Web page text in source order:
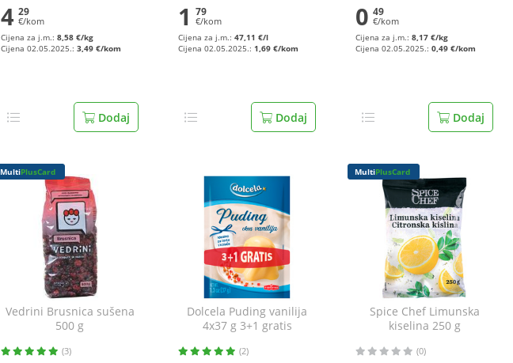
4 29
€/kom
Cijena za j.m.: 8,58 €/kg
Cijena 02.05.2025.: 3,49 €/kom
Dodaj
1 79
€/kom
Cijena za j.m.: 47,11 €/l
Cijena 02.05.2025.: 1,69 €/kom
Dodaj
0 49
€/kom
Cijena za j.m.: 8,17 €/kg
Cijena 02.05.2025.: 0,49 €/kom
Dodaj
MultiPlusCard
Vedrini Brusnica sušena
500 g
(3)
Dolcela Puding vanilija
4x37 g 3+1 gratis
(2)
MultiPlusCard
Spice Chef Limunska
kiselina 250 g
(0)